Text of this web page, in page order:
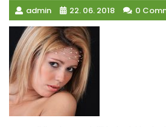
admin 22. 06. 2018 0